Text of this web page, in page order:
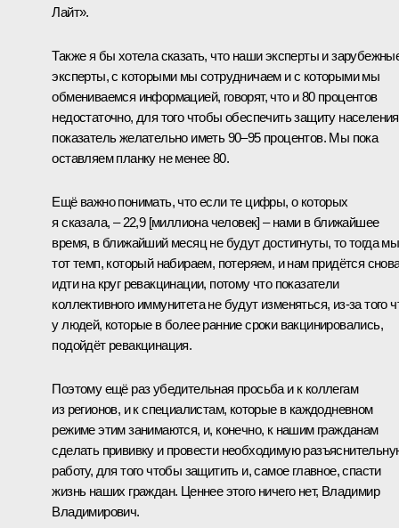
Лайт».
Также я бы хотела сказать, что наши эксперты и
эксперты, с которыми мы сотрудничаем и с которыми мы
обмениваемся информацией, говорят, что и 80 процентов
недостаточно, для того чтобы обеспечить защиту
показатель желательно иметь 90–95 процентов. Мы пока
оставляем планку не менее 80.
Ещё важно понимать, что если те цифры, о которых
я сказала, – 22,9 [миллиона человек] – нами в ближайшее
время, в ближайший месяц не будут достигнуты, то тогда мы
тот темп, который набираем, потеряем, и нам придётся
идти на круг ревакцинации, потому что показатели
коллективного иммунитета не будут изменяться, из-за того
у людей, которые в более ранние сроки вакцинировались,
подойдёт ревакцинация.
Поэтому ещё раз убедительная просьба и к коллегам
из регионов, и к специалистам, которые в каждодневном
режиме этим занимаются, и, конечно, к нашим гражданам
сделать прививку и провести необходимую
работу, для того чтобы защитить и, самое главное, спасти
жизнь наших граждан. Ценнее этого ничего нет, Владимир
Владимирович.